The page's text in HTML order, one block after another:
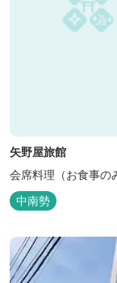
矢野屋旅館
会席料理（お食事の
中南勢